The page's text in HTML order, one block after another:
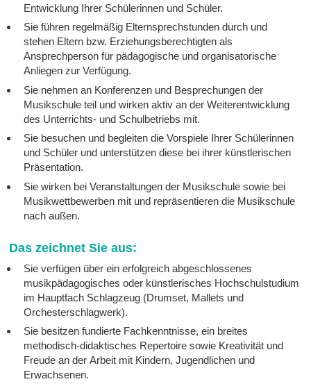
Entwicklung Ihrer Schülerinnen und Schüler.
Sie führen regelmäßig Elternsprechstunden durch und
stehen Eltern bzw. Erziehungsberechtigten als
Ansprechperson für pädagogische und organisatorische
Anliegen zur Verfügung.
Sie nehmen an Konferenzen und Besprechungen der
Musikschule teil und wirken aktiv an der Weiterentwicklung
des Unterrichts- und Schulbetriebs mit.
Sie besuchen und begleiten die Vorspiele Ihrer Schülerinnen
und Schüler und unterstützen diese bei ihrer künstlerischen
Präsentation.
Sie wirken bei Veranstaltungen der Musikschule sowie bei
Musikwettbewerben mit und repräsentieren die Musikschule
nach außen.
Das zeichnet Sie aus:
Sie verfügen über ein erfolgreich abgeschlossenes
musikpädagogisches oder künstlerisches Hochschulstudium
im Hauptfach Schlagzeug (Drumset, Mallets und
Orchesterschlagwerk).
Sie besitzen fundierte Fachkenntnisse, ein breites
methodisch-didaktisches Repertoire sowie Kreativität und
Freude an der Arbeit mit Kindern, Jugendlichen und
Erwachsenen.